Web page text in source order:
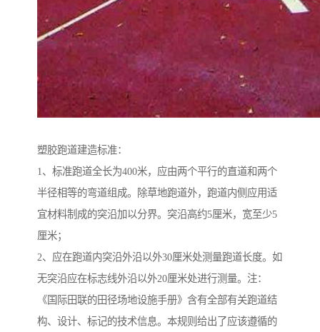
塑胶跑道建造标准：
1、标准跑道全长为400米，应由两个平行的直道和两个
半径相等的弯道组成。除草地跑道外，跑道内侧应用适
宜材料制成的突沿加以分界。突沿高约5厘米，宽至少5
厘米；
2、应在跑道内突沿外沿以外30厘米处测量跑道长度。如
无突沿应在标志线外沿以外20厘米处进行测量。注：
《国际田联的田径场地设施手册》含有全部有关跑道结
构、设计、标记的技术信息。本规则给出了应该遵循的